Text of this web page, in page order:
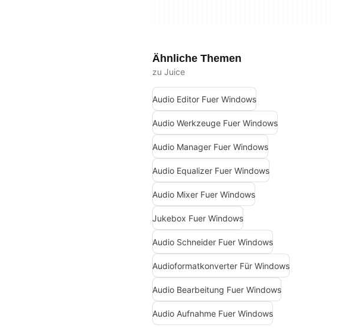
Ähnliche Themen
zu Juice
Audio Editor Fuer Windows
Audio Werkzeuge Fuer Windows
Audio Manager Fuer Windows
Audio Equalizer Fuer Windows
Audio Mixer Fuer Windows
Jukebox Fuer Windows
Audio Schneider Fuer Windows
Audioformatkonverter Für Windows
Audio Bearbeitung Fuer Windows
Audio Aufnahme Fuer Windows